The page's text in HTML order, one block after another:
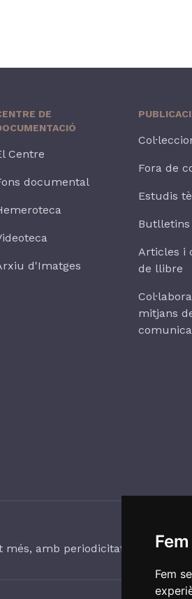
Fem
DE
Centre
documental
d'Imatges
Fora de
Estudis
Butlletins
Articles i
de llibre
mitjans
més, amb periodicitat trimestral.